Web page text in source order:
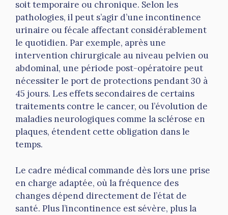
soit temporaire ou chronique. Selon les
pathologies, il peut s’agir d’une incontinence
urinaire ou fécale affectant considérablement
le quotidien. Par exemple, après une
intervention chirurgicale au niveau pelvien ou
abdominal, une période post-opératoire peut
nécessiter le port de protections pendant 30 à
45 jours. Les effets secondaires de certains
traitements contre le cancer, ou l’évolution de
maladies neurologiques comme la sclérose en
plaques, étendent cette obligation dans le
temps.
Le cadre médical commande dès lors une prise
en charge adaptée, où la fréquence des
changes dépend directement de l’état de
santé. Plus l’incontinence est sévère, plus la